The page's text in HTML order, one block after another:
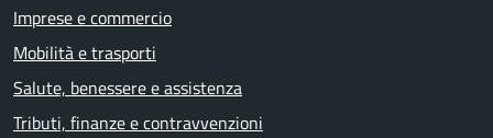
Imprese e commercio
Mobilità e trasporti
Salute, benessere e assistenza
Tributi, finanze e contravvenzioni